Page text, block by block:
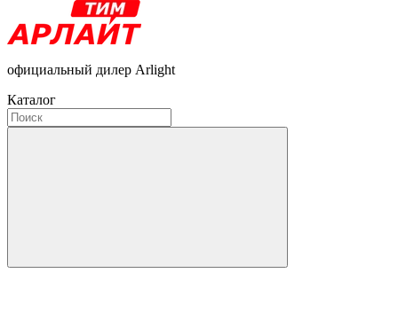
официальный дилер Arlight
Каталог